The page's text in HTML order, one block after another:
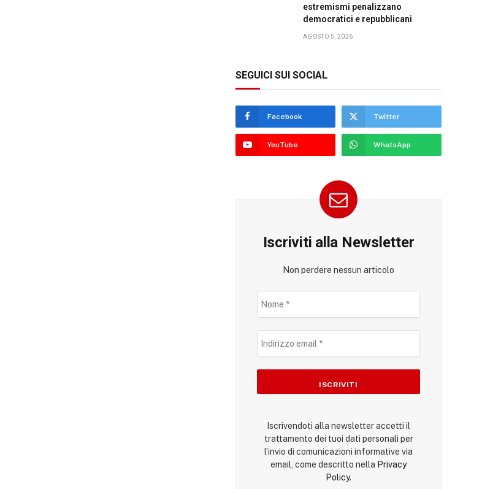
estremismi penalizzano
democratici e repubblicani
AGOSTO 5, 2026
SEGUICI SUI SOCIAL
Facebook Twitter
YouTube WhatsApp
Iscriviti alla Newsletter
Non perdere nessun articolo
Iscrivendoti alla newsletter accetti il
trattamento dei tuoi dati personali per
l’invio di comunicazioni informative via
email, come descritto nella Privacy
Policy.